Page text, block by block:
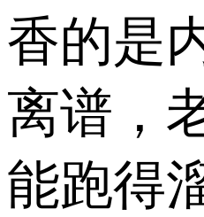
香的是
离谱，
能跑得